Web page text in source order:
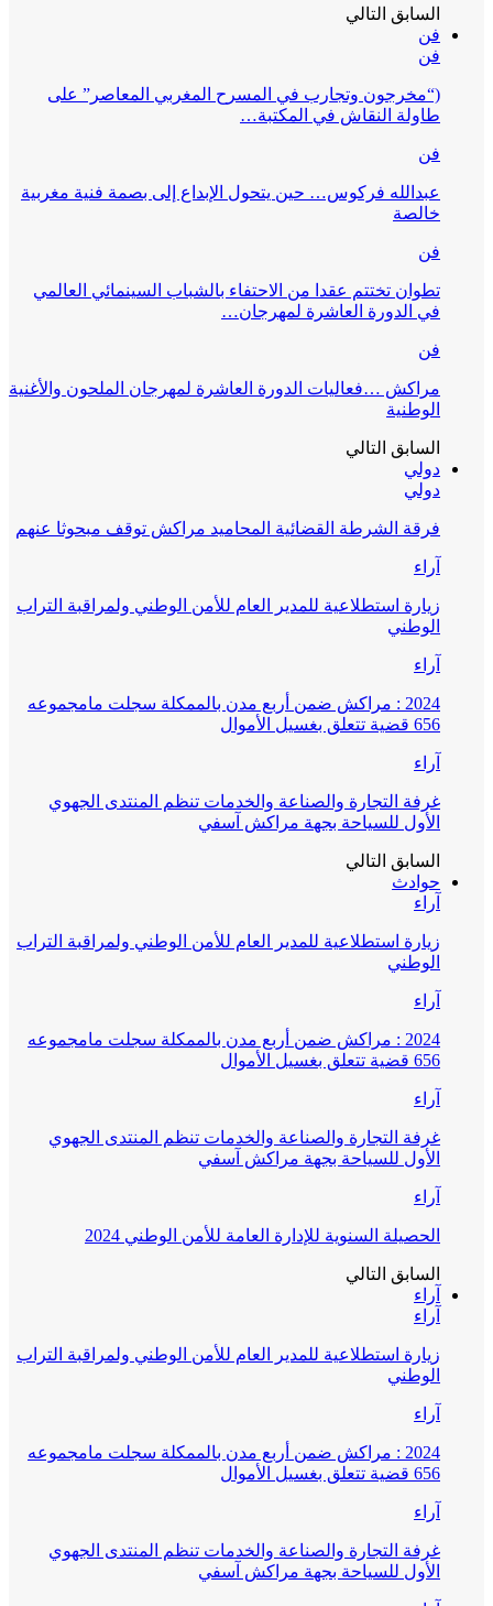
السابق التالي
فن
فن
(“مخرجون وتجارب في المسرح المغربي المعاصر” على
طاولة النقاش في المكتبة…
فن
عبدالله فركوس… حين يتحول الإبداع إلى بصمة فنية مغربية
خالصة
فن
تطوان تختتم عقدا من الاحتفاء بالشباب السينمائي العالمي
في الدورة العاشرة لمهرجان…
فن
مراكش …فعاليات الدورة العاشرة لمهرجان الملحون والأغنية
الوطنية
السابق التالي
دولي
دولي
فرقة الشرطة القضائية المحاميد مراكش توقف مبحوثا عنهم
آراء
زيارة استطلاعية للمدير العام للأمن الوطني ولمراقبة التراب
الوطني
آراء
2024 : مراكش ضمن أربع مدن بالممكلة سجلت مامجموعه
656 قضية تتعلق بغسيل الأموال
آراء
غرفة التجارة والصناعة والخدمات تنظم المنتدى الجهوي
الأول للسياحة بجهة مراكش آسفي
السابق التالي
حوادث
آراء
زيارة استطلاعية للمدير العام للأمن الوطني ولمراقبة التراب
الوطني
آراء
2024 : مراكش ضمن أربع مدن بالممكلة سجلت مامجموعه
656 قضية تتعلق بغسيل الأموال
آراء
غرفة التجارة والصناعة والخدمات تنظم المنتدى الجهوي
الأول للسياحة بجهة مراكش آسفي
آراء
الحصيلة السنوية للإدارة العامة للأمن الوطني 2024
السابق التالي
آراء
آراء
زيارة استطلاعية للمدير العام للأمن الوطني ولمراقبة التراب
الوطني
آراء
2024 : مراكش ضمن أربع مدن بالممكلة سجلت مامجموعه
656 قضية تتعلق بغسيل الأموال
آراء
غرفة التجارة والصناعة والخدمات تنظم المنتدى الجهوي
الأول للسياحة بجهة مراكش آسفي